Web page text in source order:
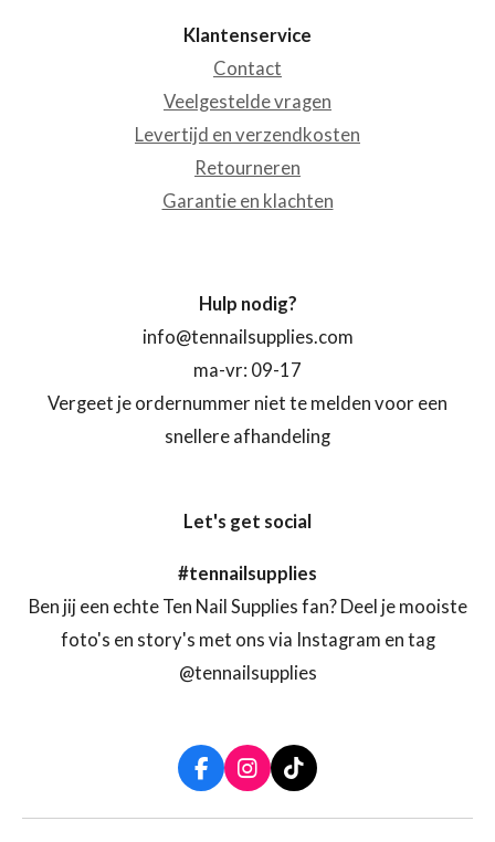
Klantenservice
Contact
Veelgestelde vragen
Levertijd en verzendkosten
Retourneren
Garantie en klachten
Hulp nodig?
info@tennailsupplies.com
ma-vr: 09-17
Vergeet je ordernummer niet te melden voor een
snellere afhandeling
Let's get social
#tennailsupplies
Ben jij een echte Ten Nail Supplies fan? Deel je mooiste
foto's en story's met ons via Instagram en tag
@tennailsupplies
F
a
c
I
n
s
T
i
k